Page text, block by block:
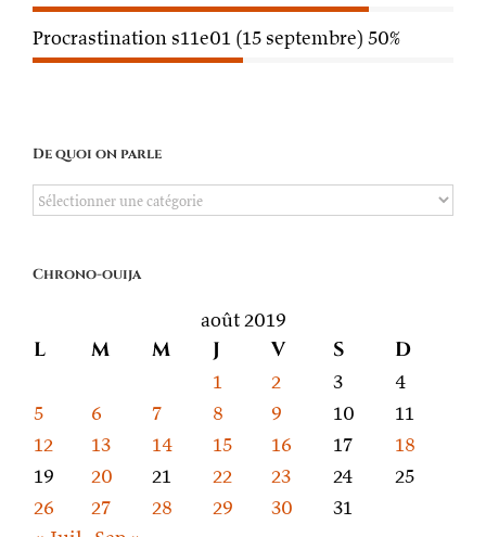
Procrastination s11e01 (15 septembre) 50%
De quoi on parle
De
parle
Chrono-ouija
août 2019
L M M J V S D
1 2 3
4
5
6 7 8 9 10
11
12
13 14 15 16 17
18
19
20 21 22 23 24
25
26
27 28 29 30
31